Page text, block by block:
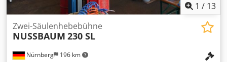
1 / 13
Nürnberg 196 km
Zwei-Säulenhebebühne
NUSSBAUM 230 SL